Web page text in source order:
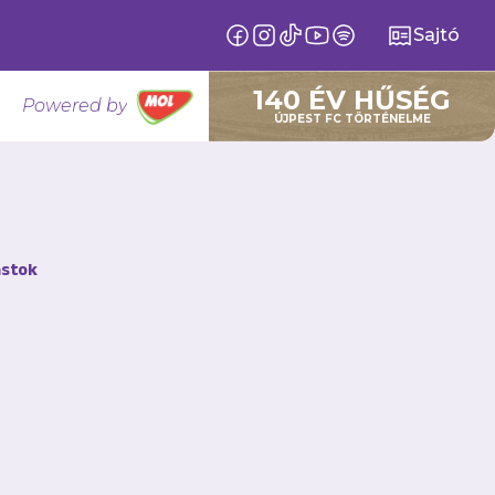
Sajtó
Powered by 140 ÉV HŰSÉG
ÚJPEST FC TÖRTÉNELME
le a Magyar